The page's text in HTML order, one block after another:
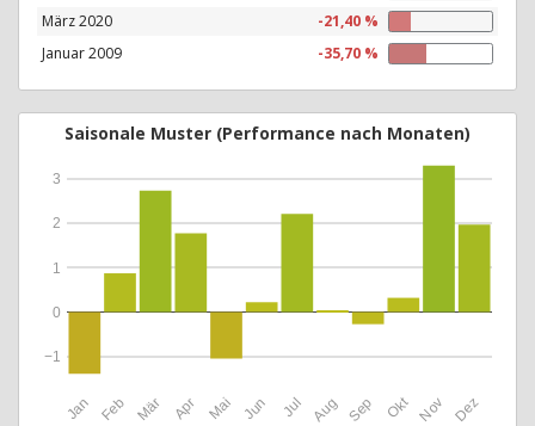
März 2020
-21,40 %
Januar 2009
-35,70 %
Saisonale Muster (Performance nach Monaten)
Jan Feb Mär Apr Mai Jun Jul Aug Sep Okt Nov Dez
−1
0
1
2
3